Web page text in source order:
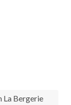
La Bergerie